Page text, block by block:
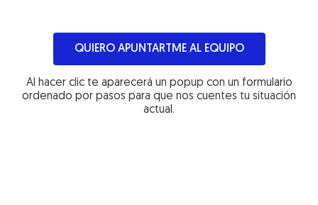
QUIERO APUNTARTME AL EQUIPO
Al hacer clic te aparecerá un popup con un formulario
ordenado por pasos para que nos cuentes tu situación
actual.